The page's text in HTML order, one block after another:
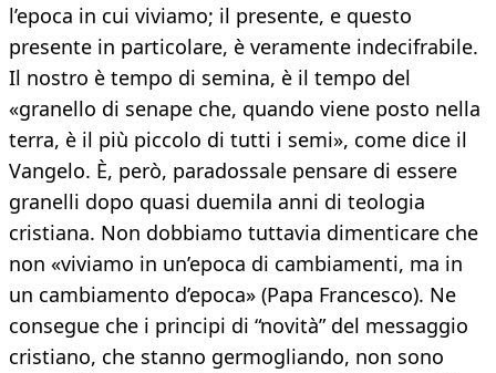
l’epoca in cui viviamo; il presente, e questo
presente in particolare, è veramente indecifrabile.
Il nostro è tempo di semina, è il tempo del
«granello di senape che, quando viene posto nella
terra, è il più piccolo di tutti i semi», come dice il
Vangelo. È, però, paradossale pensare di essere
granelli dopo quasi duemila anni di teologia
cristiana. Non dobbiamo tuttavia dimenticare che
non «viviamo in un’epoca di cambiamenti, ma in
un cambiamento d’epoca» (Papa Francesco). Ne
consegue che i principi di “novità” del messaggio
cristiano, che stanno germogliando, non sono